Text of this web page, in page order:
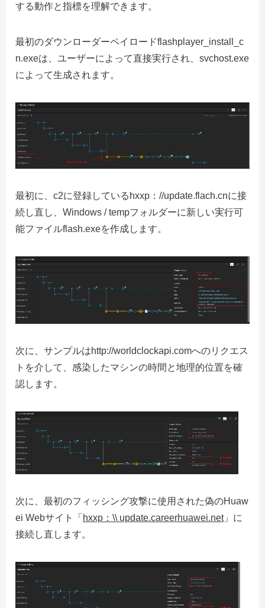
する動作と指標を理解できます。
最初のダウンローダーペイロードflashplayer_install_c
n.exeは、ユーザーによって直接実行され、svchost.exe
によって生成されます。
最初に、c2に登録しているhxxp：//update.flach.cnに接
続し直し、Windows / tempフォルダーに新しい実行可
能ファイルflash.exeを作成します。
次に、サンプルはhttp://worldclockapi.comへのリクエス
トを介して、感染したマシンの時間と地理的位置を確
認します。
次に、最初のフィッシング攻撃に使用された偽のHuaw
ei Webサイト「 hxxp ： \\ update.careerhuawei.net」に
接続し直します。